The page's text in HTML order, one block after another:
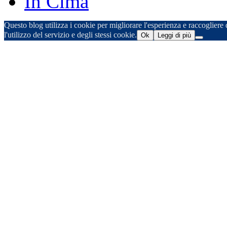
Questo blog utilizza i cookie per migliorare l'esperienza e
l'utilizzo del servizio e degli stessi cookie. Ok Leggi di più